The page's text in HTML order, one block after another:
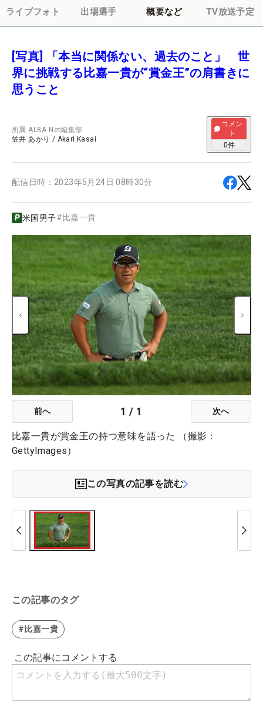
ライブフォト 出場選手 概要など TV放送予定
[写真] 「本当に関係ない、過去のこと」 世
界に挑戦する比嘉一貴が“賞金王”の肩書きに
思うこと
所属ALBA Net編集部
笠井 あかり / Akari Kasai
コメン
ト
0件
配信日時： 2023年5月24日 08時30分
米国男子#比嘉一貴
前へ 1 / 1 次へ
比嘉一貴が賞金王の持つ意味を語った （撮影：
GettyImages）
この写真の記事を読む
この記事のタグ
#比嘉一貴